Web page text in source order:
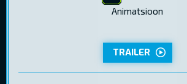
Animatsioon
TRAILER